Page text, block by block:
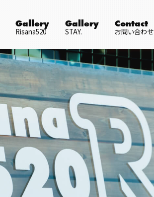
Gallery
Risana520
Gallery
STAY.
Contact
お問い合わせ